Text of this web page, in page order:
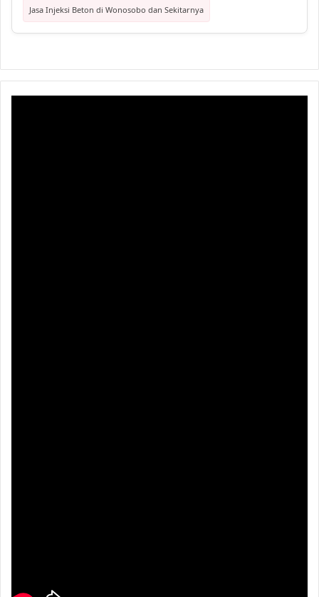
Jasa Injeksi Beton di Wonosobo dan Sekitarnya